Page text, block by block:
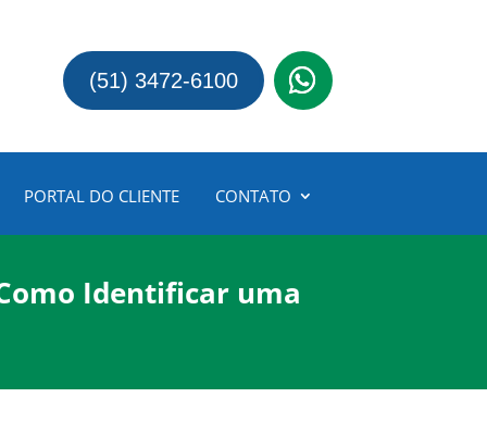
(51) 3472-6100
PORTAL DO CLIENTE CONTATO
Identificar uma